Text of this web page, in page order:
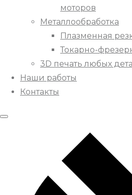
моторов
Металлообработка
Плазменная
Токарно-
3D печать любых
Наши работы
Контакты